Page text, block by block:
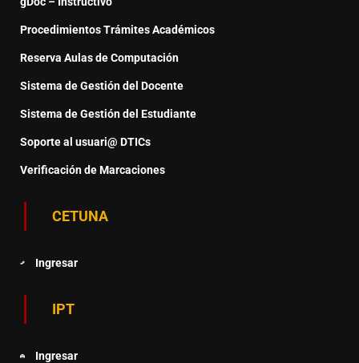
Procedimientos Trámites Académicos
Reserva Aulas de Computación
Sistema de Gestión del Docente
Sistema de Gestión del Estudiante
Soporte al usuari@ DTICs
Verificación de Marcaciones
CETUNA
Ingresar
IPT
Ingresar